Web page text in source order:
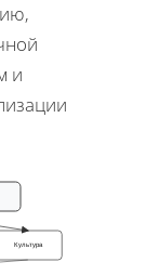
и
Культура